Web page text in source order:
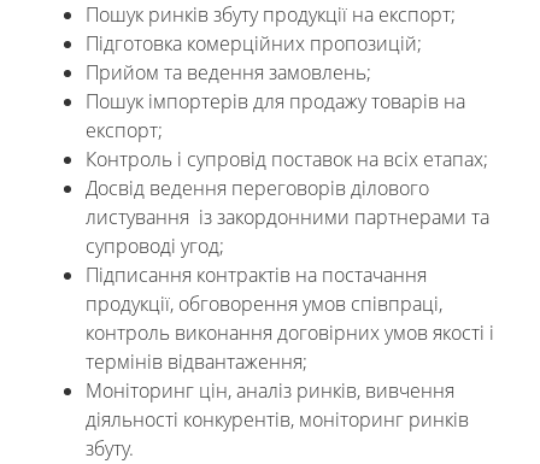
Пошук ринків збуту продукції на експорт;
Підготовка комерційних пропозицій;
Прийом та ведення замовлень;
Пошук імпортерів для продажу товарів на
експорт;
Контроль і супровід поставок на всіх етапах;
Досвід ведення переговорів ділового
листування із закордонними партнерами та
супроводі угод;
Підписання контрактів на постачання
продукції, обговорення умов співпраці,
контроль виконання договірних умов якості і
термінів відвантаження;
Моніторинг цін, аналіз ринків, вивчення
діяльності конкурентів, моніторинг ринків
збуту.